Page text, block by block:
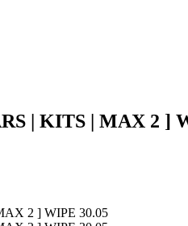
| KITS | MAX 2 ]